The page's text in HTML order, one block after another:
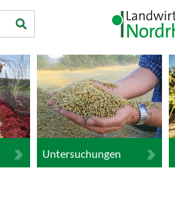
Untersuchungen